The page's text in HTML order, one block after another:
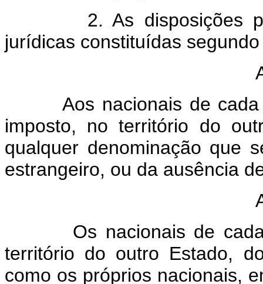
2. As disposições
jurídicas constituídas
Aos nacionais de cada
imposto, no território do
qualquer denominação que
estrangeiro, ou da ausência
Os nacionais de cada
território do outro Estado,
como os próprios nacionais,